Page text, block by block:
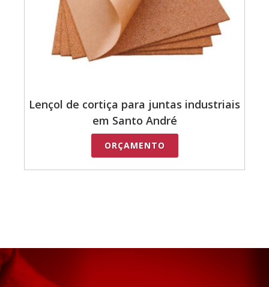
Lençol de cortiça para juntas industriais
em Santo André
ORÇAMENTO